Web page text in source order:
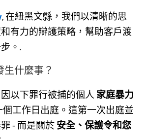
, 在紐黑文縣，我們以清晰的思
有力的辯護策略，幫助客戶渡
。.
什麼事？
以下罪行被捕的個人家庭暴力
工作日出庭。這第一次出庭並
- 而是關於安全、保護令和您